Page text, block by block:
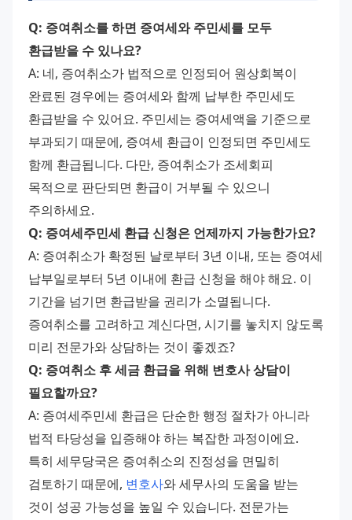
Q: 증여취소를 하면 증여세와 주민세를 모두
환급받을 수 있나요?
A: 네, 증여취소가 법적으로 인정되어 원상회복이
완료된 경우에는 증여세와 함께 납부한 주민세도
환급받을 수 있어요. 주민세는 증여세액을 기준으로
부과되기 때문에, 증여세 환급이 인정되면 주민세도
함께 환급됩니다. 다만, 증여취소가 조세회피
목적으로 판단되면 환급이 거부될 수 있으니
주의하세요.
Q: 증여세주민세 환급 신청은 언제까지 가능한가요?
A: 증여취소가 확정된 날로부터 3년 이내, 또는 증여세
납부일로부터 5년 이내에 환급 신청을 해야 해요. 이
기간을 넘기면 환급받을 권리가 소멸됩니다.
증여취소를 고려하고 계신다면, 시기를 놓치지 않도록
미리 전문가와 상담하는 것이 좋겠죠?
Q: 증여취소 후 세금 환급을 위해 변호사 상담이
필요할까요?
A: 증여세주민세 환급은 단순한 행정 절차가 아니라
법적 타당성을 입증해야 하는 복잡한 과정이에요.
특히 세무당국은 증여취소의 진정성을 면밀히
검토하기 때문에, 변호사와 세무사의 도움을 받는
것이 성공 가능성을 높일 수 있습니다. 전문가는